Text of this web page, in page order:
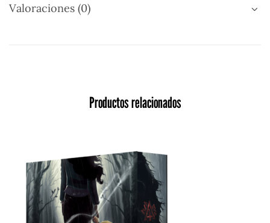
Valoraciones (0)
Productos relacionados